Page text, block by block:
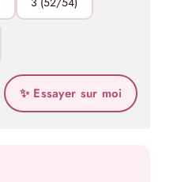
✨ Essayer sur moi